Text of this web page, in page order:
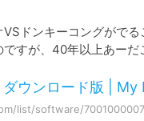
ドンキーコングがで
すが、40年以上あー
ウンロード版 |
list/software/